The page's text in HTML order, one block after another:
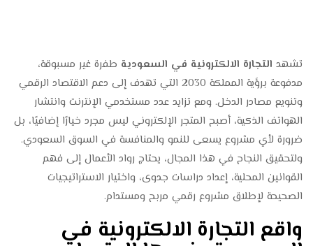
تشهد التجارة الالكترونية في السعودية طفرة غير مسبوقة،
مدفوعة برؤية المملكة 2030 التي تهدف إلى دعم الاقتصاد الرقمي
وتنويع مصادر الدخل. ومع تزايد عدد مستخدمي الإنترنت وانتشار
الهواتف الذكية، أصبح المتجر الإلكتروني ليس مجرد خيارًا إضافيًا، بل
ضرورة لأي مشروع يسعى للنمو والمنافسة في السوق السعودي.
ولتحقيق النجاح في هذا المجال، يحتاج رواد الأعمال إلى فهم
القوانين المحلية، إعداد دراسات جدوى، واختيار الاستراتيجيات
الصحيحة لإطلاق مشروع رقمي مربح ومستدام.
واقع التجارة الالكترونية في